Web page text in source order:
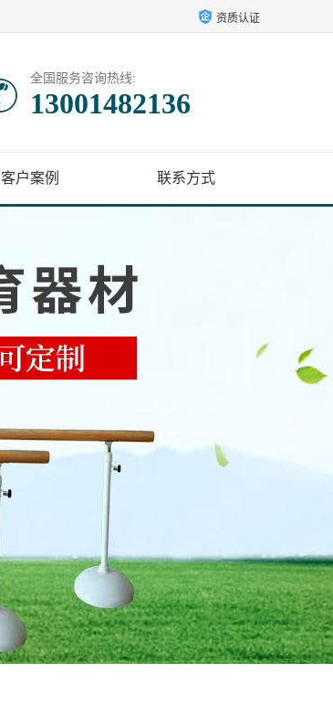
资质认证
全国服务咨询热线:
13001482136
客户案例 联系方式